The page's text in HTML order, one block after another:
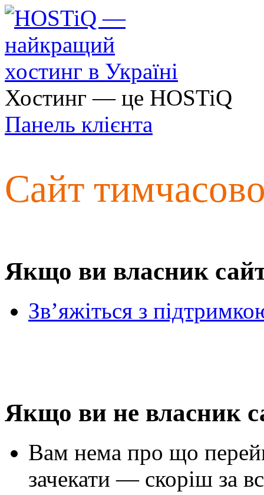
Хостинг — це HOSTiQ
Панель клієнта
Сайт
Якщо ви власник
Зв’яжіться з
Якщо ви не власник
Вам нема про що
зачекати — скоріш за